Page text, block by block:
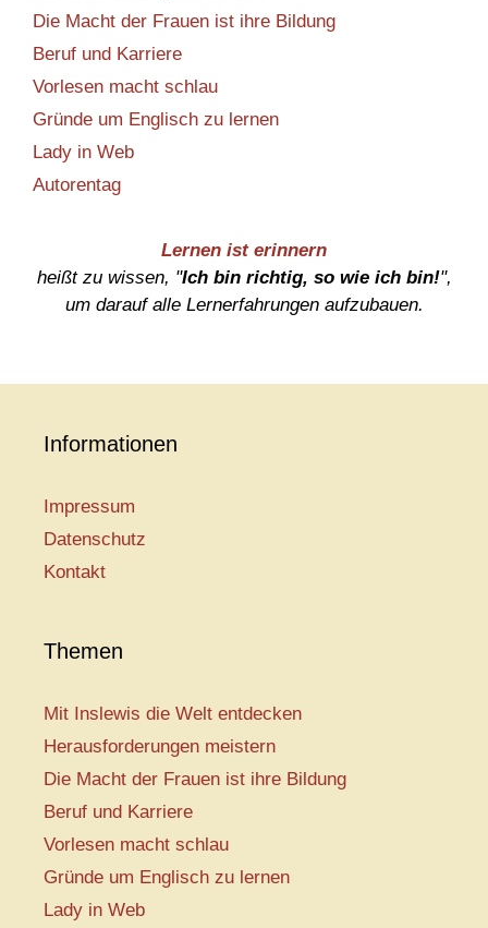
Die Macht der Frauen ist ihre Bildung
Beruf und Karriere
Vorlesen macht schlau
Gründe um Englisch zu lernen
Lady in Web
Autorentag
Lernen ist erinnern
heißt zu wissen, "Ich bin richtig, so wie ich bin!",
um darauf alle Lernerfahrungen aufzubauen.
Informationen
Impressum
Datenschutz
Kontakt
Themen
Mit Inslewis die Welt entdecken
Herausforderungen meistern
Die Macht der Frauen ist ihre Bildung
Beruf und Karriere
Vorlesen macht schlau
Gründe um Englisch zu lernen
Lady in Web